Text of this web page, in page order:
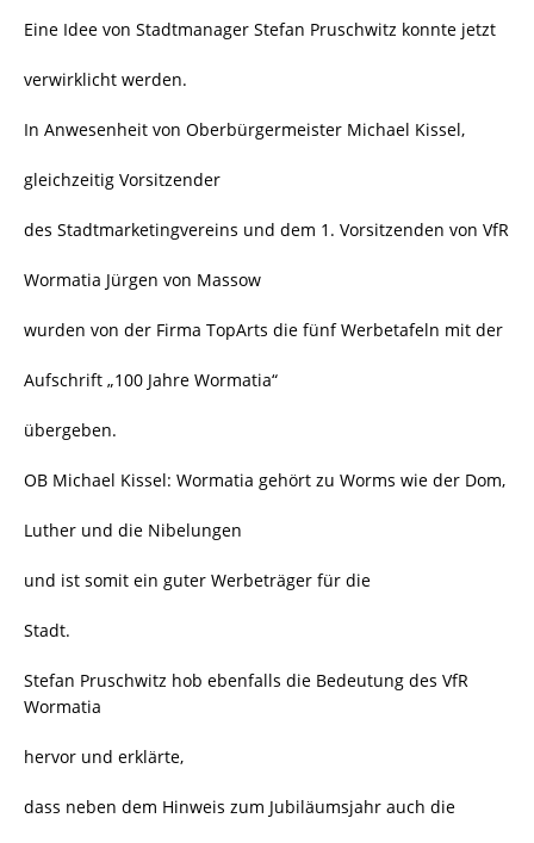
Eine Idee von Stadtmanager Stefan Pruschwitz konnte jetzt
verwirklicht werden.
In Anwesenheit von Oberbürgermeister Michael Kissel,
gleichzeitig Vorsitzender
des Stadtmarketingvereins und dem 1. Vorsitzenden von VfR
Wormatia Jürgen von Massow
wurden von der Firma TopArts die fünf Werbetafeln mit der
Aufschrift „100 Jahre Wormatia“
übergeben.
OB Michael Kissel: Wormatia gehört zu Worms wie der Dom,
Luther und die Nibelungen
und ist somit ein guter Werbeträger für die
Stadt.
Stefan Pruschwitz hob ebenfalls die Bedeutung des VfR
Wormatia
hervor und erklärte,
dass neben dem Hinweis zum Jubiläumsjahr auch die